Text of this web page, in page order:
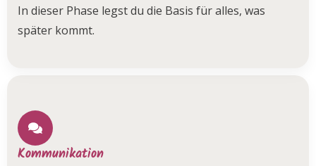
In dieser Phase legst du die Basis für alles, was
später kommt.
Kommunikation